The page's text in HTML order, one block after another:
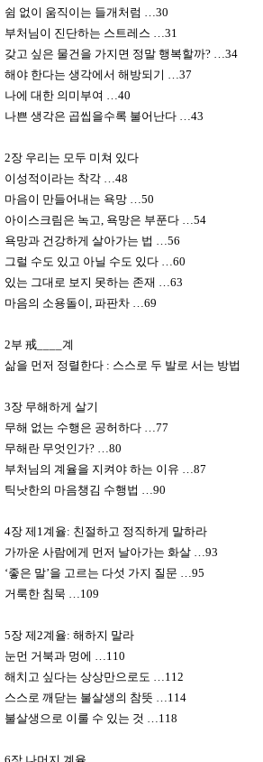
쉼 없이 움직이는 들개처럼 …30
부처님이 진단하는 스트레스 …31
갖고 싶은 물건을 가지면 정말 행복할까? …34
해야 한다는 생각에서 해방되기 …37
나에 대한 의미부여 …40
나쁜 생각은 곱씹을수록 불어난다 …43
2장 우리는 모두 미쳐 있다
이성적이라는 착각 …48
마음이 만들어내는 욕망 …50
아이스크림은 녹고, 욕망은 부푼다 …54
욕망과 건강하게 살아가는 법 …56
그럴 수도 있고 아닐 수도 있다 …60
있는 그대로 보지 못하는 존재 …63
마음의 소용돌이, 파판차 …69
2부 戒
계
삶을 먼저 정렬한다 : 스스로 두 발로 서는 방법
3장 무해하게 살기
무해 없는 수행은 공허하다 …77
무해란 무엇인가? …80
부처님의 계율을 지켜야 하는 이유 …87
틱낫한의 마음챙김 수행법 …90
4장 제 1계율: 친절하고 정직하게 말하라
가까운 사람에게 먼저 날아가는 화살 …93
‘좋은 말’을 고르는 다섯 가지 질문 …95
거룩한 침묵 …109
5장 제2계율: 해하지 말라
눈먼 거북과 멍에 …110
해치고 싶다는 상상만으로도 …112
스스로 깨닫는 불살생의 참뜻 …114
불살생으로 이룰 수 있는 것 …118